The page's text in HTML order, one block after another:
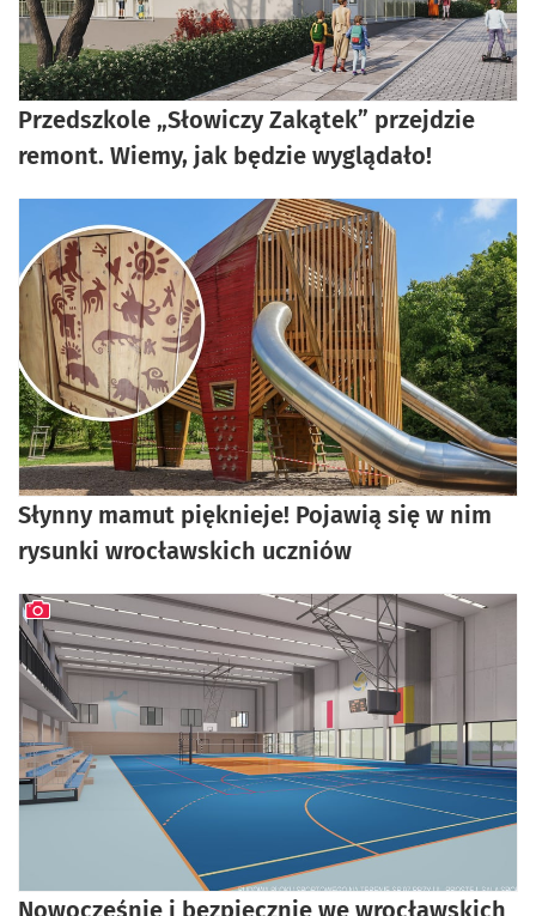
Przedszkole „Słowiczy Zakątek” przejdzie
remont. Wiemy, jak będzie wyglądało!
artykuł z galerią zdjęć
Słynny mamut pięknieje! Pojawią się w nim
rysunki wrocławskich uczniów
Nowocześnie i bezpiecznie we wrocławskich
artykuł z galerią zdjęć